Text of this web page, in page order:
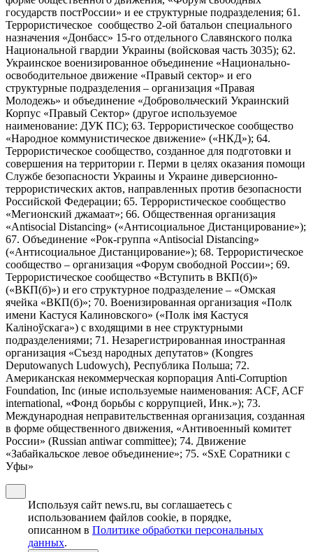
государств постРоссии» и ее структурные подразделения; 61.
Террористическое сообщество 2-ой батальон специального
назначения «Донбасс» 15-го отдельного Славянского полка
Национальной гвардии Украины (войсковая часть 3035); 62.
Украинское военизированное объединение «Национально-
освободительное движение «Правый сектор» и его
структурные подразделения – организация «Правая
Молодежь» и объединение «Добровольческий Украинский
Корпус «Правый Сектор» (другое используемое
наименование: ДУК ПС); 63. Террористическое сообщество
«Народное коммунистическое движение» («НКД»); 64.
Террористическое сообщество, созданное для подготовки и
совершения на территории г. Перми в целях оказания помощи
Службе безопасности Украины и Украине диверсионно-
террористических актов, направленных против безопасности
Российской Федерации; 65. Террористическое сообщество
«Мегионский джамаат»; 66. Общественная организация
«Antisocial Distancing» («Антисоциальное Дистанцирование»);
67. Объединение «Рок-группа «Antisocial Distancing»
(«Антисоциальное Дистанцирование»); 68. Террористическое
сообщество – организация «Форум свободной России»; 69.
Террористическое сообщество «Вступить в ВКП(б)»
(«ВКП(б)») и его структурное подразделение – «Омская
ячейка «ВКП(б)»; 70. Военизированная организация «Полк
имени Кастуся Калиновского» («Полк iмя Кастуся
Калiноўскага») с входящими в нее структурными
подразделениями; 71. Незарегистрированная иностранная
организация «Съезд народных депутатов» (Kongres
Deputowanych Ludowych), Республика Польша; 72.
Американская некоммерческая корпорация Anti-Corruption
Foundation, Inc (иные используемые наименования: ACF, ACF
international, «Фонд борьбы с коррупцией, Инк.»); 73.
Международная неправительственная организация, созданная
в форме общественного движения, «Антивоенный комитет
России» (Russian antiwar committee); 74. Движение
«Забайкальское левое объединение»; 75. «SxE Соратники с
Уфы»
Используя сайт news.ru, вы соглашаетесь с
использованием файлов cookie, в порядке,
описанном в Политике обработки персональных
данных.